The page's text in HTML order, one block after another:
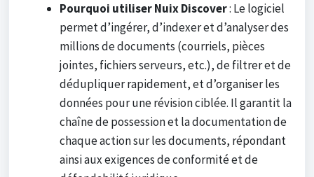
Pourquoi utiliser Nuix Discover: Le logiciel
permet d’ingérer, d’indexer et d’analyser des
millions de documents (courriels, pièces
jointes, fichiers serveurs, etc.), de filtrer et de
dédupliquer rapidement, et d’organiser les
données pour une révision ciblée. Il garantit la
chaîne de possession et la documentation de
chaque action sur les documents, répondant
ainsi aux exigences de conformité et de